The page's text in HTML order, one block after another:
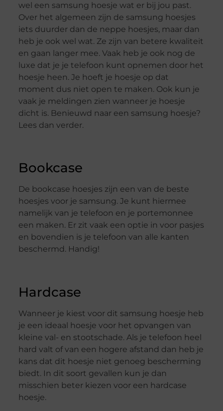
wel een samsung hoesje wat er bij jou past.
Over het algemeen zijn de samsung hoesjes
iets duurder dan de neppe hoesjes, maar dan
heb je ook wel wat. Ze zijn van betere kwaliteit
en gaan langer mee. Vaak heb je ook nog de
luxe dat je je telefoon kunt opnemen door het
hoesje heen. Je hoeft je hoesje op dat
moment dus niet open te maken. Ook kun je
vaak je meldingen zien wanneer je hoesje
dicht is. Benieuwd naar een samsung hoesje?
Lees dan verder.
Bookcase
De bookcase hoesjes zijn een van de beste
hoesjes voor je samsung. Je kunt hiermee
namelijk van je telefoon en je portemonnee
een maken. Er zit vaak een optie in voor pasjes
en bovendien is je telefoon van alle kanten
beschermd. Handig!
Hardcase
Wanneer je kiest voor dit samsung hoesje heb
je een ideaal hoesje voor het opvangen van
kleine val- en stootschade. Als je telefoon heel
hard valt of van een hogere afstand dan heb je
kans dat dit hoesje niet genoeg bescherming
biedt. In dit soort gevallen kun je dan
misschien beter kiezen voor een hardcase
hoesje.